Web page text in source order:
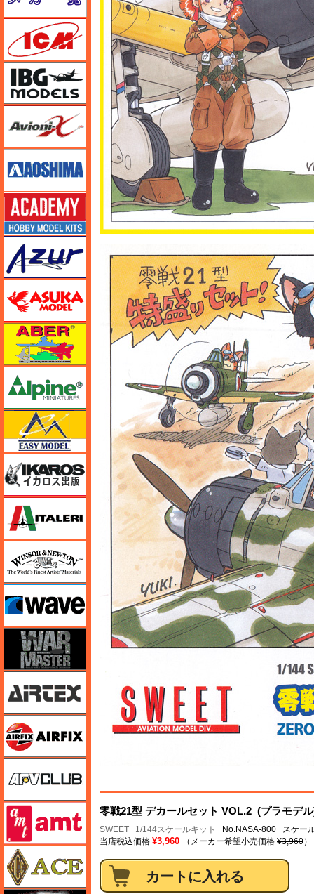
零戦21型 デカールセット VOL.2 (プラモデ
SWEET 1/144スケールキット
No.NASA-800 スケー
当店税込価格 ¥3,960 （メーカー希望小売価格 ¥3,960）
Avioni-X（アヴィオニクス）
アオシマ
アカデミー
アスカモデル
アベール
イージーモデル
イカロス出版
イタレリ
ウインザー＆ニュートン
ウェーブ
ウォーマスターズ
エアフィックス
amt